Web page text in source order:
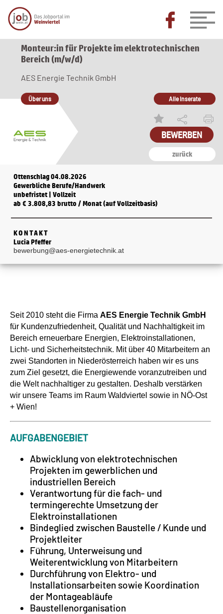
Monteur:in für Projekte im elektrotechnischen
Bereich (m/w/d)
zurück
AES Energie Technik GmbH
Über uns Alle Inserate
BEWERBEN
Ottenschlag 04.08.2026
Gewerbliche Berufe/Handwerk
unbefristet | Vollzeit
ab € 3.808,83 brutto / Monat (auf Vollzeitbasis)
KONTAKT
Lucia Pfeffer
bewerbung@aes-energietechnik.at
Seit 2010 steht die Firma AES Energie Technik GmbH
für Kundenzufriedenheit, Qualität und Nachhaltigkeit im
Bereich erneuerbare Energien, Elektroinstallationen,
Licht- und Sicherheitstechnik. Mit über 40 Mitarbeitern an
zwei Standorten in Niederösterreich haben wir es uns
zum Ziel gesetzt, die Energiewende voranzutreiben und
die Welt nachhaltiger zu gestalten. Deshalb verstärken
wir unsere Teams im Raum Waldviertel sowie in NÖ-Ost
+ Wien!
AUFGABENGEBIET
Abwicklung von elektrotechnischen
Projekten im gewerblichen und
industriellen Bereich
Verantwortung für die fach- und
termingerechte Umsetzung der
Elektroinstallationen
Bindeglied zwischen Baustelle / Kunde und
Projektleiter
Führung, Unterweisung und
Weiterentwicklung von Mitarbeitern
Durchführung von Elektro- und
Installationsarbeiten sowie Koordination
der Montageabläufe
Baustellenorganisation